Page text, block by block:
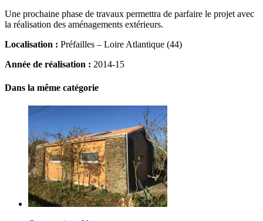
Une prochaine phase de travaux permettra de parfaire le projet avec
la réalisation des aménagements extérieurs.
Localisation : Préfailles – Loire Atlantique (44)
Année de réalisation : 2014-15
Dans la même catégorie